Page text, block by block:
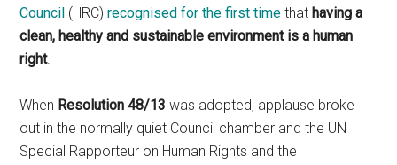
Council (HRC)recognised for the first time thathaving a
clean, healthy and sustainable environment is a human
right.
When Resolution 48/13 was adopted, applause broke
out in the normally quiet Council chamber and the UN
Special Rapporteur on Human Rights and the